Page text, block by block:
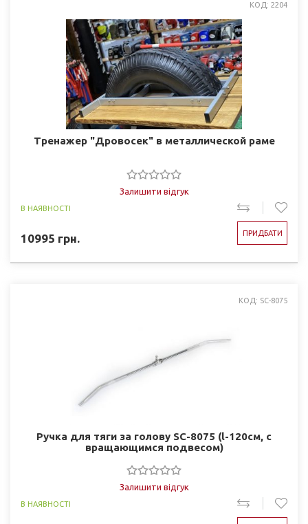
КОД: 2204
Тренажер "Дровосек" в металлической раме
Залишити відгук
В НАЯВНОСТІ
10995 грн. ПРИДБАТИ
КОД: SC-8075
Ручка для тяги за голову SC-8075 (l-120см, c
вращающимся подвесом)
Залишити відгук
В НАЯВНОСТІ